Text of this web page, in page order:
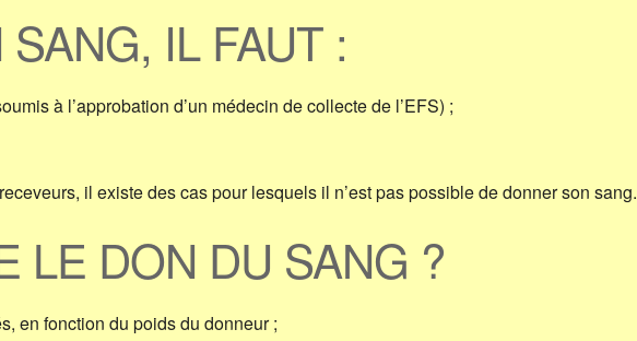
IL FAUT :
à l’approbation d’un médecin de collecte de l’EFS) ;
il existe des cas pour lesquels il n’est pas possible de donner son sang.
LE DON DU SANG ?
en fonction du poids du donneur ;